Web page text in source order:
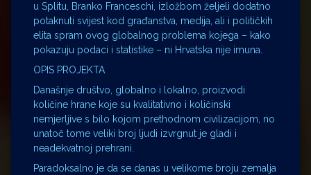
u Splitu, Branko Franceschi, izložbom željeli dodatno
potaknuti svijest kod građanstva, medija, ali i političkih
elita spram ovog globalnog problema kojega – kako
pokazuju podaci i statistike – ni Hrvatska nije imuna.
OPIS PROJEKTA
Današnje društvo, globalno i lokalno, proizvodi
količine hrane koje su kvalitativno i količinski
nemjerljive s bilo kojom prethodnom civilizacijom, no
unatoč tome veliki broj ljudi izvrgnut je gladi i
neadekvatnoj prehrani.
Paradoksalno je da se danas u velikome broju zemalja